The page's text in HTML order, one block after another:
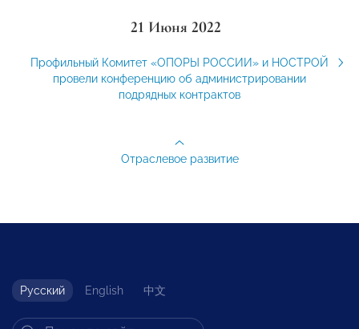
21 Июня 2022
Профильный Комитет «ОПОРЫ РОССИИ» и НОСТРОЙ
провели конференцию об администрировании
подрядных контрактов
Отраслевое развитие
Русский English 中文